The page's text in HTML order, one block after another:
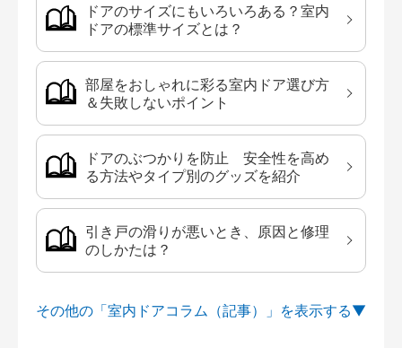
ドアのサイズにもいろいろある？室内
ドアの標準サイズとは？
部屋をおしゃれに彩る室内ドア選び方
＆失敗しないポイント
ドアのぶつかりを防止 安全性を高め
る方法やタイプ別のグッズを紹介
引き戸の滑りが悪いとき、原因と修理
のしかたは？
その他の「室内ドアコラム（記事）」を